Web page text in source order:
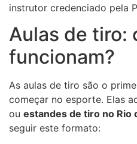
instrutor credenciado pela
Aulas de tiro:
funcionam?
As aulas de tiro são o
começar no esporte. Elas
ou estandes de tiro no Rio
seguir este formato: